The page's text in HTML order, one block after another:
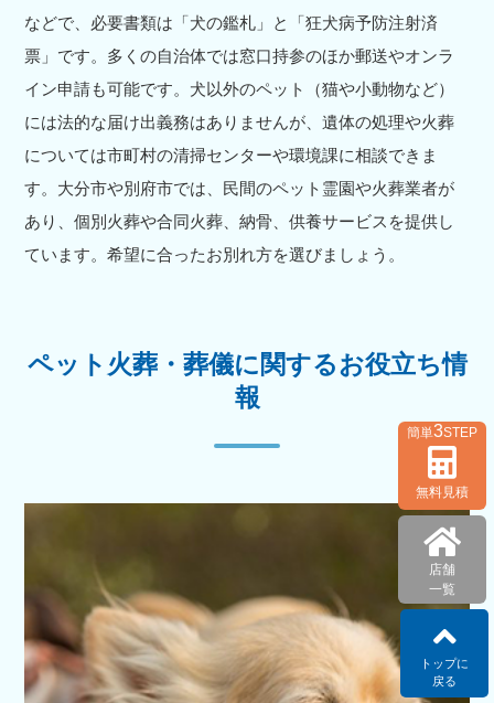
などで、必要書類は「犬の鑑札」と「狂犬病予防注射済
票」です。多くの自治体では窓口持参のほか郵送やオンラ
イン申請も可能です。犬以外のペット（猫や小動物など）
には法的な届け出義務はありませんが、遺体の処理や火葬
については市町村の清掃センターや環境課に相談できま
す。大分市や別府市では、民間のペット霊園や火葬業者が
あり、個別火葬や合同火葬、納骨、供養サービスを提供し
ています。希望に合ったお別れ方を選びましょう。
ペット火葬・葬儀に関するお役立ち情
報
簡単3STEP
無料見積
店舗
一覧
トップに
戻る